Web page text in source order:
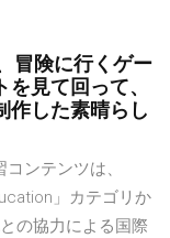
冒険に行くゲー
見て回って、
作した素晴らし
ンテンツは、
」カテゴリか
の協力による国際